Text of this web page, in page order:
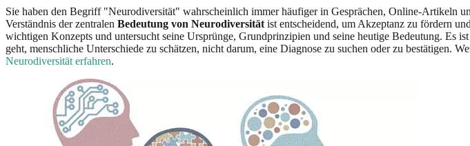
Sie haben den Begriff "Neurodiversität" wahrscheinlich immer häufiger in Gesprächen, Online-Artikeln
Verständnis der zentralen Bedeutung von Neurodiversität ist entscheidend, um Akzeptanz zu fördern
wichtigen Konzepts und untersucht seine Ursprünge, Grundprinzipien und seine heutige Bedeutung. Es
geht, menschliche Unterschiede zu schätzen, nicht darum, eine Diagnose zu suchen oder zu bestätigen.
Neurodiversität erfahren.